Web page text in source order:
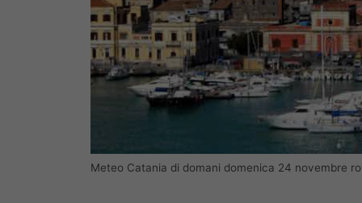
Meteo Catania di domani domenica 24 novembre